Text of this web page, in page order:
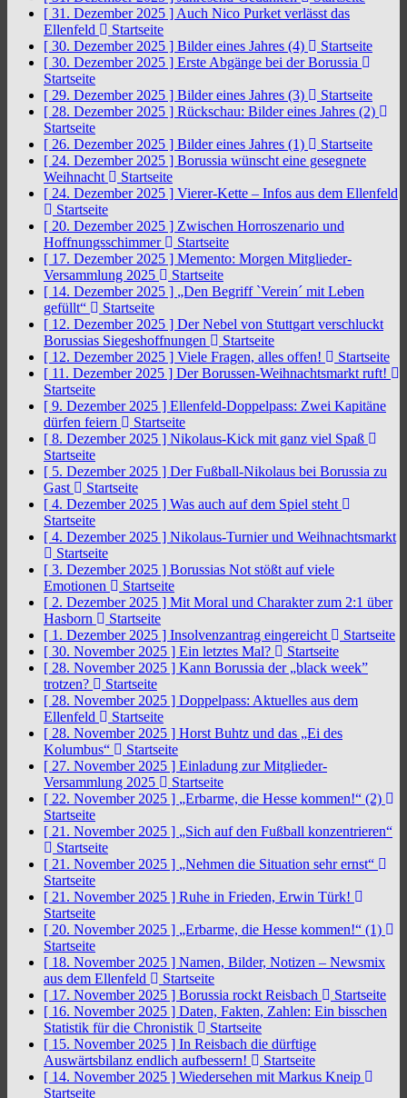
[ 31. Dezember 2025 ] Auch Nico Purket verlässt das
Ellenfeld
Startseite
[ 30. Dezember 2025 ] Bilder eines Jahres (4)
Startseite
[ 30. Dezember 2025 ] Erste Abgänge bei der Borussia
Startseite
[ 29. Dezember 2025 ] Bilder eines Jahres (3)
Startseite
[ 28. Dezember 2025 ] Rückschau: Bilder eines Jahres (2)
Startseite
[ 26. Dezember 2025 ] Bilder eines Jahres (1)
Startseite
[ 24. Dezember 2025 ] Borussia wünscht eine gesegnete
Weihnacht
Startseite
[ 24. Dezember 2025 ] Vierer-Kette – Infos aus dem Ellenfeld
Startseite
[ 20. Dezember 2025 ] Zwischen Horroszenario und
Hoffnungsschimmer
Startseite
[ 17. Dezember 2025 ] Memento: Morgen Mitglieder-
Versammlung 2025
Startseite
[ 14. Dezember 2025 ] „Den Begriff `Verein´ mit Leben
gefüllt“
Startseite
[ 12. Dezember 2025 ] Der Nebel von Stuttgart verschluckt
Borussias Siegeshoffnungen
Startseite
[ 12. Dezember 2025 ] Viele Fragen, alles offen!
Startseite
[ 11. Dezember 2025 ] Der Borussen-Weihnachtsmarkt ruft!
Startseite
[ 9. Dezember 2025 ] Ellenfeld-Doppelpass: Zwei Kapitäne
dürfen feiern
Startseite
[ 8. Dezember 2025 ] Nikolaus-Kick mit ganz viel Spaß
Startseite
[ 5. Dezember 2025 ] Der Fußball-Nikolaus bei Borussia zu
Gast
Startseite
[ 4. Dezember 2025 ] Was auch auf dem Spiel steht
Startseite
[ 4. Dezember 2025 ] Nikolaus-Turnier und Weihnachtsmarkt
Startseite
[ 3. Dezember 2025 ] Borussias Not stößt auf viele
Emotionen
Startseite
[ 2. Dezember 2025 ] Mit Moral und Charakter zum 2:1 über
Hasborn
Startseite
[ 1. Dezember 2025 ] Insolvenzantrag eingereicht
Startseite
[ 30. November 2025 ] Ein letztes Mal?
Startseite
[ 28. November 2025 ] Kann Borussia der „black week”
trotzen?
Startseite
[ 28. November 2025 ] Doppelpass: Aktuelles aus dem
Ellenfeld
Startseite
[ 28. November 2025 ] Horst Buhtz und das „Ei des
Kolumbus“
Startseite
[ 27. November 2025 ] Einladung zur Mitglieder-
Versammlung 2025
Startseite
[ 22. November 2025 ] „Erbarme, die Hesse kommen!“ (2)
Startseite
[ 21. November 2025 ] „Sich auf den Fußball konzentrieren“
Startseite
[ 21. November 2025 ] „Nehmen die Situation sehr ernst“
Startseite
[ 21. November 2025 ] Ruhe in Frieden, Erwin Türk!
Startseite
[ 20. November 2025 ] „Erbarme, die Hesse kommen!“ (1)
Startseite
[ 18. November 2025 ] Namen, Bilder, Notizen – Newsmix
aus dem Ellenfeld
Startseite
[ 17. November 2025 ] Borussia rockt Reisbach
Startseite
[ 16. November 2025 ] Daten, Fakten, Zahlen: Ein bisschen
Statistik für die Chronistik
Startseite
[ 15. November 2025 ] In Reisbach die dürftige
Auswärtsbilanz endlich aufbessern!
Startseite
[ 14. November 2025 ] Wiedersehen mit Markus Kneip
Startseite